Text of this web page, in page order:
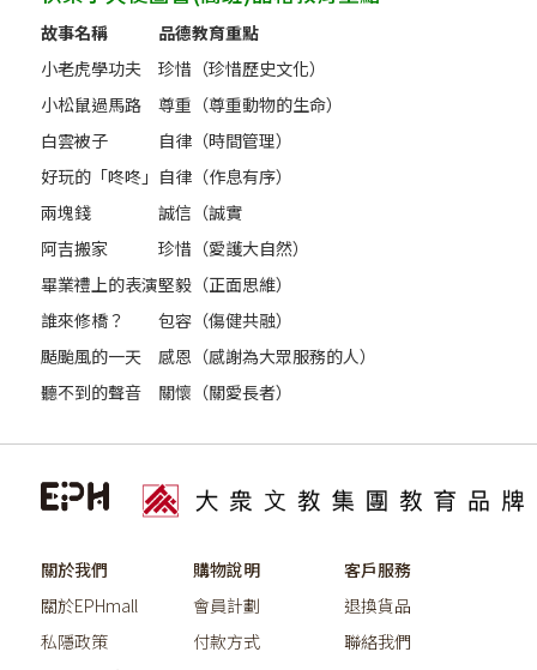
故事名稱
品德教育重點
小老虎學功夫
珍惜（珍惜歷史文化）
小松鼠過馬路
尊重（尊重動物的生命）
白雲被子
自律（時間管理）
好玩的「咚咚」 自律（作息有序）
兩塊錢
誠信（誠實
阿吉搬家
珍惜（愛護大自然）
畢業禮上的表演堅毅（正面思維）
誰來修橋？
包容（傷健共融）
颳颱風的一天
感恩（感謝為大眾服務的人）
聽不到的聲音
關懷（關愛長者）
關於我們
關於EPHmall
私隱政策
購物說明
會員計劃
付款方式
客戶服務
退換貨品
聯絡我們